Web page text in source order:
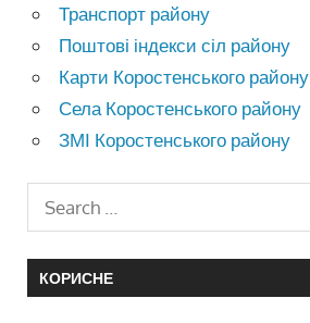
Транспорт району
Поштові індекси сіл району
Карти Коростенського району
Села Коростенського району
ЗМІ Коростенського району
КОРИСНЕ